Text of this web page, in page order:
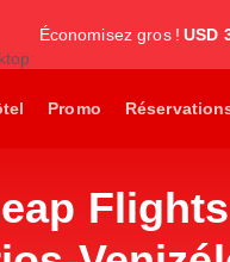
Économisez gros ! USD
Promo